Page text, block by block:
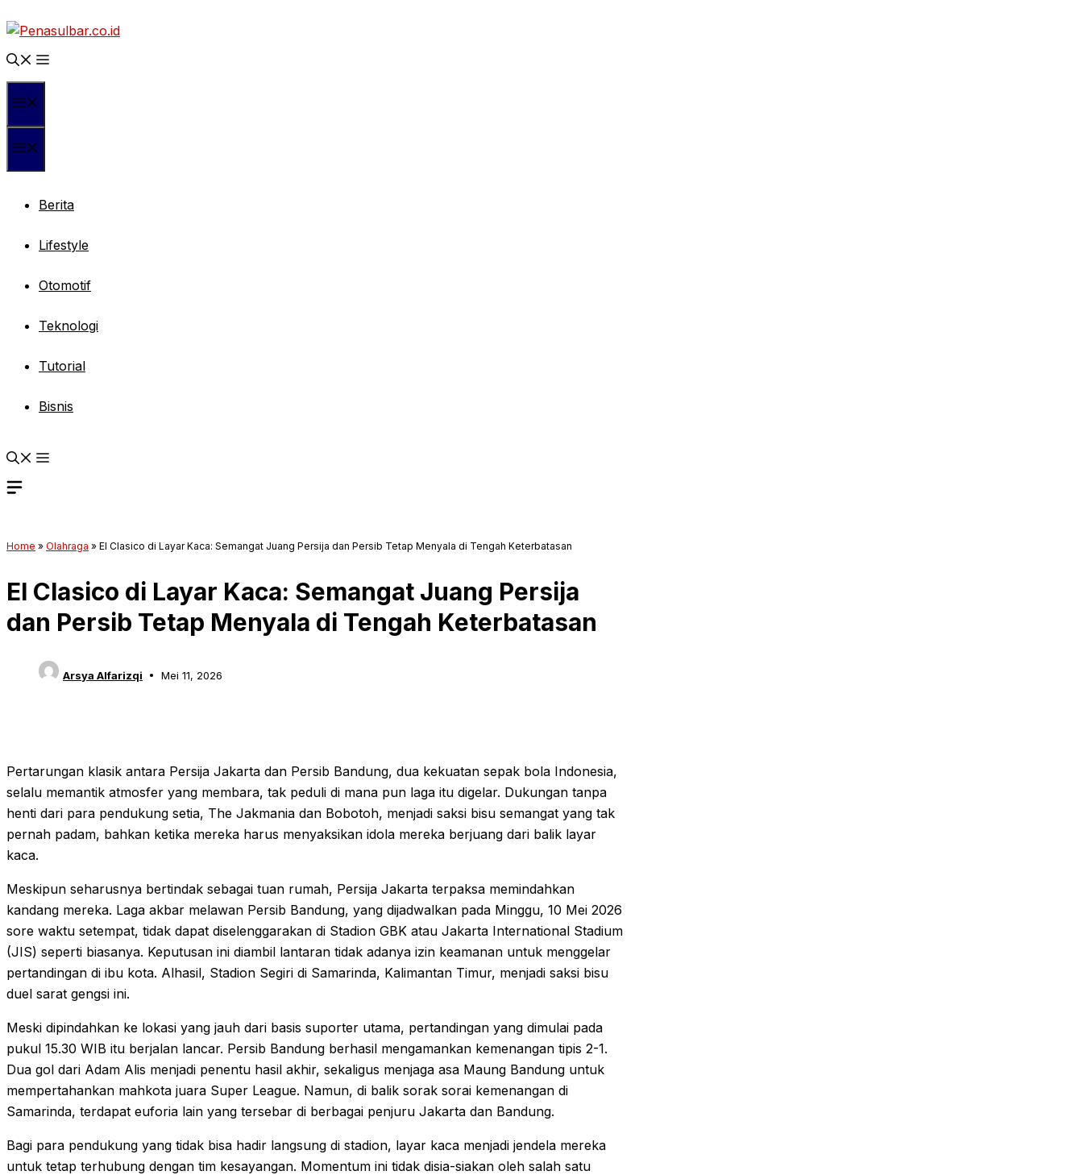
ke
isi
Berita
Lifestyle
Otomotif
Teknologi
Tutorial
Bisnis
Home » Olahraga » El Clasico di Layar Kaca: Semangat Juang Persija dan Persib Tetap Menyala di Tengah Keterbatasan
El Clasico di Layar Kaca: Semangat Juang Persija
dan Persib Tetap Menyala di Tengah Keterbatasan
Arsya Alfarizqi Mei 11, 2026
Pertarungan klasik antara Persija Jakarta dan Persib Bandung, dua kekuatan sepak bola Indonesia,
selalu memantik atmosfer yang membara, tak peduli di mana pun laga itu digelar. Dukungan tanpa
henti dari para pendukung setia, The Jakmania dan Bobotoh, menjadi saksi bisu semangat yang tak
pernah padam, bahkan ketika mereka harus menyaksikan idola mereka berjuang dari balik layar
kaca.
Meskipun seharusnya bertindak sebagai tuan rumah, Persija Jakarta terpaksa memindahkan
kandang mereka. Laga akbar melawan Persib Bandung, yang dijadwalkan pada Minggu, 10 Mei 2026
sore waktu setempat, tidak dapat diselenggarakan di Stadion GBK atau Jakarta International Stadium
(JIS) seperti biasanya. Keputusan ini diambil lantaran tidak adanya izin keamanan untuk menggelar
pertandingan di ibu kota. Alhasil, Stadion Segiri di Samarinda, Kalimantan Timur, menjadi saksi bisu
duel sarat gengsi ini.
Meski dipindahkan ke lokasi yang jauh dari basis suporter utama, pertandingan yang dimulai pada
pukul 15.30 WIB itu berjalan lancar. Persib Bandung berhasil mengamankan kemenangan tipis 2-1.
Dua gol dari Adam Alis menjadi penentu hasil akhir, sekaligus menjaga asa Maung Bandung untuk
mempertahankan mahkota juara Super League. Namun, di balik sorak sorai kemenangan di
Samarinda, terdapat euforia lain yang tersebar di berbagai penjuru Jakarta dan Bandung.
Bagi para pendukung yang tidak bisa hadir langsung di stadion, layar kaca menjadi jendela mereka
untuk tetap terhubung dengan tim kesayangan. Momentum ini tidak disia-siakan oleh salah satu